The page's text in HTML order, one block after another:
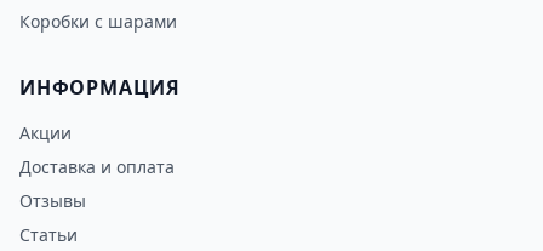
Коробки с шарами
ИНФОРМАЦИЯ
Акции
Доставка и оплата
Отзывы
Статьи